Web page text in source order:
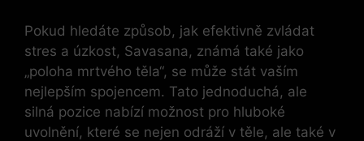
Pokud hledáte způsob, jak efektivně zvládat
stres a úzkost, Savasana, známá také jako
„poloha mrtvého těla“, se může stát vaším
nejlepším spojencem. Tato jednoduchá, ale
silná pozice nabízí možnost pro hluboké
uvolnění, které se nejen odráží v těle, ale také v